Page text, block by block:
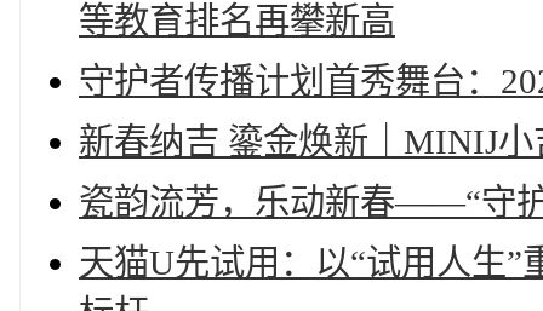
等教育排名再攀新高
守护者传播计划首秀舞台：
新春纳吉 鎏金焕新｜MINIJ
瓷韵流芳，乐动新春——“守
天猫U先试用：以“试用人生